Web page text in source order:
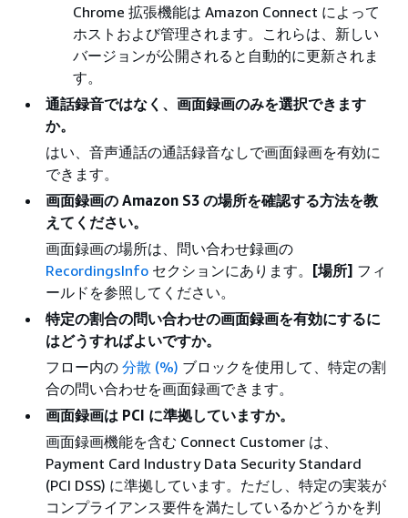
Chrome 拡張機能は Amazon Connect によって
ホストおよび管理されます。これらは、新しい
バージョンが公開されると自動的に更新されま
す。
通話録音ではなく、画面録画のみを選択できます
か。
はい、音声通話の通話録音なしで画面録画を有効に
できます。
画面録画の Amazon S3 の場所を確認する方法を教
えてください。
画面録画の場所は、問い合わせ録画の
RecordingsInfo セクションにあります。 [場所] フィ
ールドを参照してください。
特定の割合の問い合わせの画面録画を有効にするに
はどうすればよいですか。
フロー内の 分散 (%) ブロックを使用して、特定の割
合の問い合わせを画面録画できます。
画面録画は PCI に準拠していますか。
画面録画機能を含む Connect Customer は、
Payment Card Industry Data Security Standard
(PCI DSS) に準拠しています。ただし、特定の実装が
コンプライアンス要件を満たしているかどうかを判